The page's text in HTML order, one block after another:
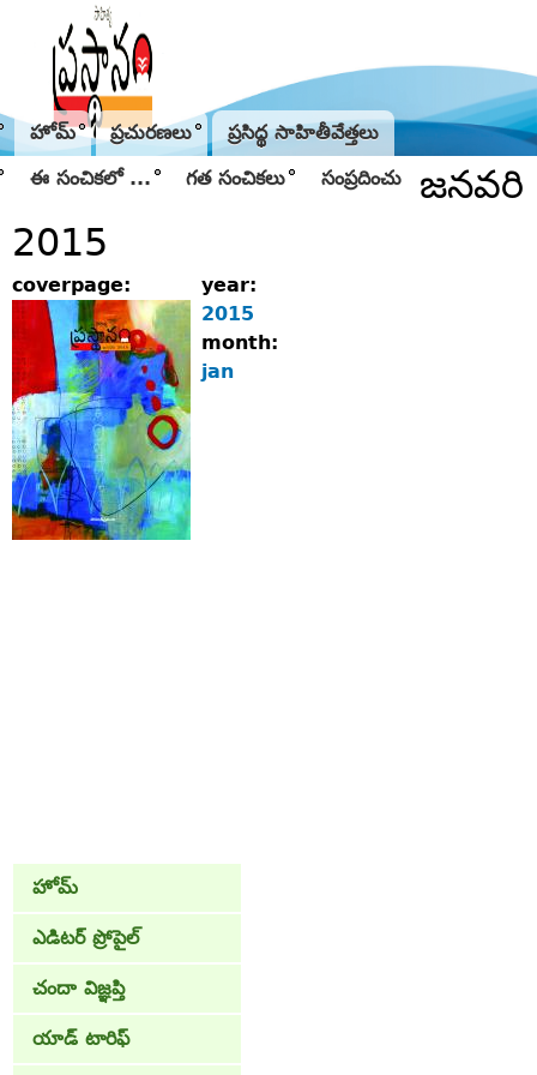
హోమ్ ప్రచురణలు ప్రసిద్థ సాహితీవేత్తలు
ఈ సంచికలో ... గత సంచికలు సంప్రదించు
జనవరి
2015
coverpage:
year:
2015
month:
jan
హోమ్
ఎడిటర్ ప్రోపైల్
చందా విజ్ఞప్తి
యాడ్ టారిఫ్